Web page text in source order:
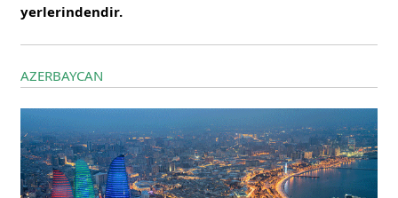
yerlerindendir.
AZERBAYCAN